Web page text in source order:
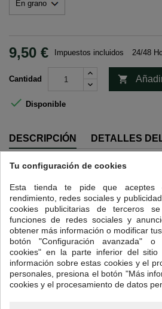
9,50 € Impuestos incluidos 24/48
Cantidad 
 Disponible
DESCRIPCIÓN DETALLES
Intensidad 4
Guatemala cuenta, gracias a sus
sus altas mesetas, con tierras donde
sabores increíbles.
Hemos traído un café excepcional de
codiciado nicho de los cafés suaves y
Procedente de la agricultura ecológica y
comercio justo, las plantaciones disfrutan
encuentran a altitudes de entre 1500 y
etiqueta SHB (Strictly Hard Bean . Grano
Tu configuración de cookies
Esta tienda te pide que aceptes
rendimiento, redes sociales y
cookies publicitarias de terceros
funciones de redes sociales y
obtener más información o modificar
botón "Configuración avanzada"
cookies" en la parte inferior del sitio
información sobre estas cookies y el
personales, presiona el botón "Más
cookies y el procesamiento de datos